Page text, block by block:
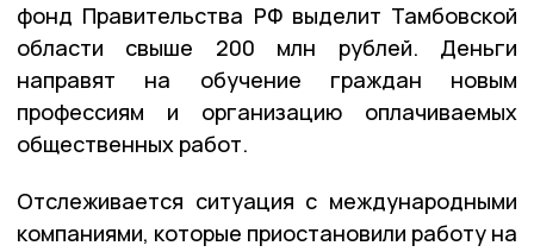
фонд Правительства РФ выделит Тамбовской
области свыше 200 млн рублей. Деньги
направят на обучение граждан новым
профессиям и организацию оплачиваемых
общественных работ.
Отслеживается ситуация с международными
компаниями, которые приостановили работу на